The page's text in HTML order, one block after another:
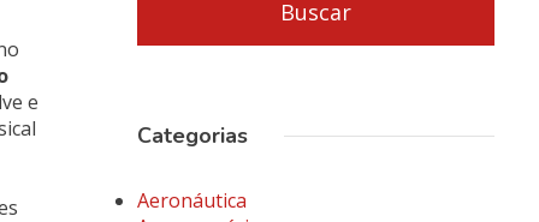
e
Categorias
Aeronáutica